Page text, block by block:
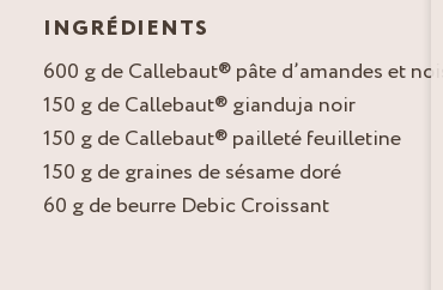
INGRÉDIENTS
600 g de Callebaut® pâte d’amandes et
150 g de Callebaut® gianduja noir
150 g de Callebaut® pailleté feuilletine
150 g de graines de sésame doré
60 g de beurre Debic Croissant